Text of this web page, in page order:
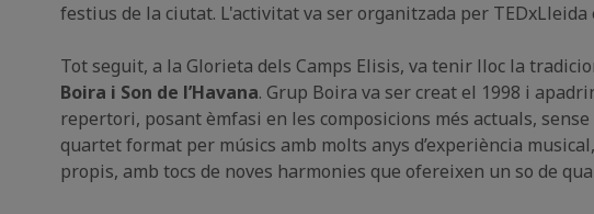
festius de la ciutat. L'activitat va ser organitzada per TEDxLleida
Tot seguit, a la Glorieta dels Camps Elisis, va tenir lloc la
Boira i Son de l’Havana. Grup Boira va ser creat el 1998 i
repertori, posant èmfasi en les composicions més actuals,
quartet format per músics amb molts anys d’experiència
propis, amb tocs de noves harmonies que ofereixen un so de